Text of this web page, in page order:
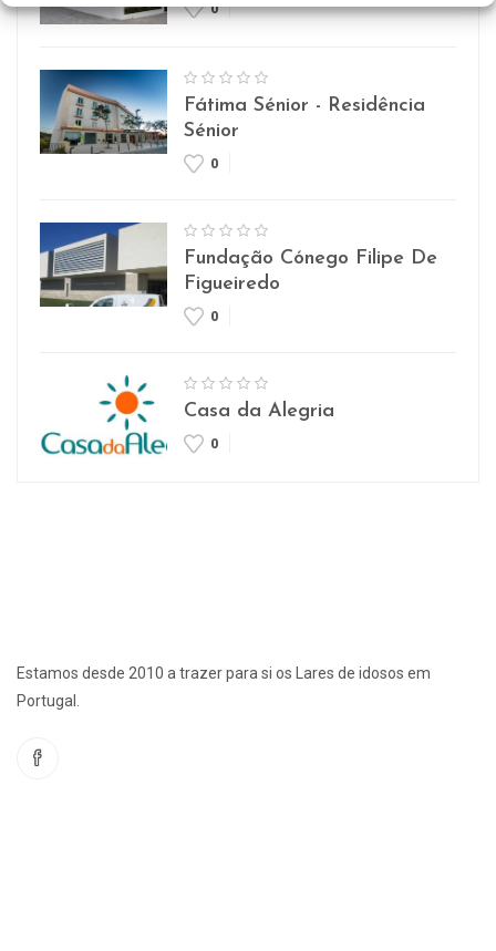
0
Fátima Sénior - Residência
Sénior
0
Fundação Cónego Filipe De
Figueiredo
0
Casa da Alegria
0
Estamos desde 2010 a trazer para si os Lares de idosos em
Portugal.